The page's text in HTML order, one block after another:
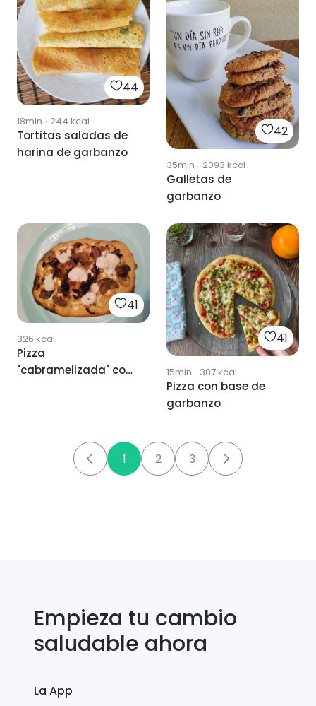
44
18min · 244 kcal
Tortitas saladas de
harina de garbanzo
42
35min · 2093 kcal
Galletas de
garbanzo
41
326 kcal
Pizza
"cabramelizada" con
41
15min · 387kcal
Pizza con base de
garbanzo
1 2 3
Empieza tu cambio
saludable ahora
La App